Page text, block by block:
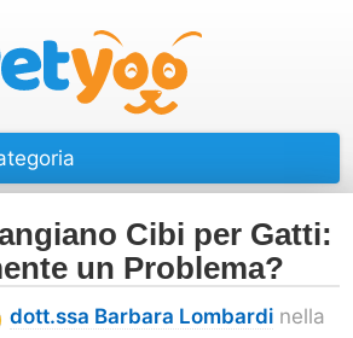
Cibi per Gatti:
un Problema?
dott.ssa Barbara Lombardi nella